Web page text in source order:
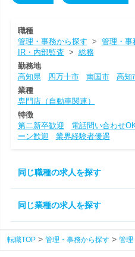
職種
管理・事務から探す > 管理・事
IR・内部監査 > 総務
勤務地
高知県
四万十市 南国市
高知
業種
専門店（自動車関連）
特徴
第二新卒歓迎
電話問い合わせ
ーン歓迎
業界経験者優遇
同じ職種の求人を探す
同じ業種の求人を探す
転職TOP 管理・事務から探す 管理